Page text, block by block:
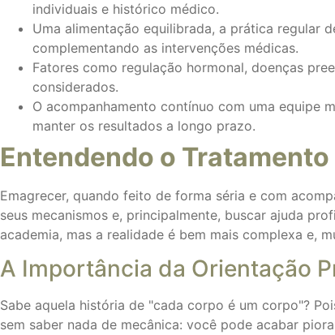
individuais e histórico médico.
Uma alimentação equilibrada, a prática regular
complementando as intervenções médicas.
Fatores como regulação hormonal, doenças
considerados.
O acompanhamento contínuo com uma equipe
manter os resultados a longo prazo.
Entendendo o
Emagrecer, quando feito de forma séria e com
seus mecanismos e, principalmente, buscar ajuda
academia, mas a realidade é bem mais complexa e,
A Importância da Orientação
Sabe aquela história de "cada corpo é um corpo"?
sem saber nada de mecânica: você pode acabar